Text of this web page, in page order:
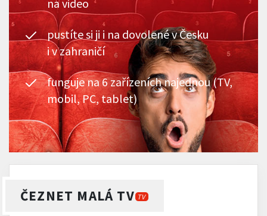
na video
pustíte si ji i na dovolené v Česku
i v zahraničí
funguje na 6 zařízeních najednou (TV,
mobil, PC, tablet)
ČEZNET MALÁ TV TV